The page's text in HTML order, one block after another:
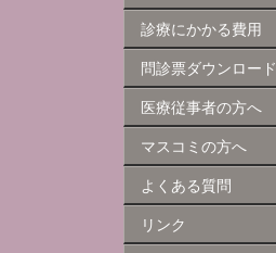
診療にかかる費用
問診票ダウンロード
医療従事者の方へ
マスコミの方へ
よくある質問
リンク